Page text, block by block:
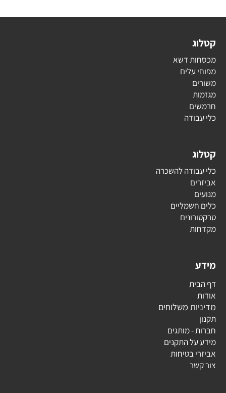
קטלוג
מכסחות דשא
מפוחי עלים
משורים
מגזמות
חרמשים
כלי עבודה
קטלוג
כלי עבודה להשכרה
אביזרים
מנועים
כלים חשמליים
טרקטורונים
מקדחות
מידע
דף הבית
אודות
מדיניות משלוחים
תקנון
חברות - מותגים
מידע על התקנים
אביזרי בטיחות
צור קשר